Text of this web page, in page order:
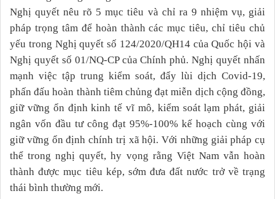
Nghị quyết nêu rõ 5 mục tiêu và chỉ ra 9 nhiệm vụ, giải
pháp trọng tâm để hoàn thành các mục tiêu, chỉ tiêu chủ
yếu trong Nghị quyết số 124/2020/QH14 của Quốc hội và
Nghị quyết số 01/NQ-CP của Chính phủ. Nghị quyết nhấn
mạnh việc tập trung kiểm soát, đẩy lùi dịch Covid-19,
phấn đấu hoàn thành tiêm chủng đạt miễn dịch cộng đồng,
giữ vững ổn định kinh tế vĩ mô, kiểm soát lạm phát, giải
ngân vốn đầu tư công đạt 95%-100% kế hoạch cùng với
giữ vững ổn định chính trị xã hội. Với những giải pháp cụ
thể trong nghị quyết, hy vọng rằng Việt Nam vẫn hoàn
thành được mục tiêu kép, sớm đưa đất nước trở về trạng
thái bình thường mới.